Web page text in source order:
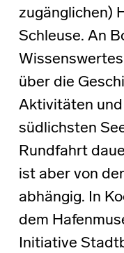
zugänglichen)
Schleuse. An
über die
Aktivitäten
südlichsten
Rundfahrt
ist aber von
abhängig. In
dem
Initiative